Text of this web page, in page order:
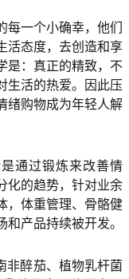
一个小确幸，他们
活态度，去创造和享
是：真正的精致，不
生活的热爱。因此压
绪购物成为年轻人解
通过锻炼来改善情
化的趋势，针对业余
，体重管理、骨骼健
产品持续被开发。
非醉茄、植物乳杆菌